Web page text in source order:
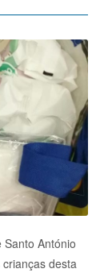
António
desta